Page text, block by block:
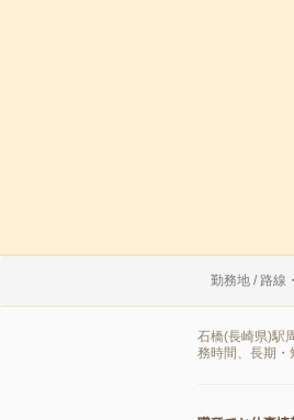
勤務地 / 路線
石橋(長崎県)駅
務時間、長期・